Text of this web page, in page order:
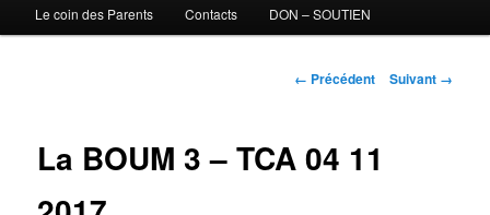
Le coin des Parents Contacts DON – SOUTIEN
Navigation des images
← Précédent Suivant →
La BOUM 3 – TCA 04 11